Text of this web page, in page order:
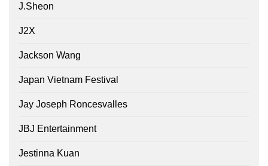
J.Sheon
J2X
Jackson Wang
Japan Vietnam Festival
Jay Joseph Roncesvalles
JBJ Entertainment
Jestinna Kuan